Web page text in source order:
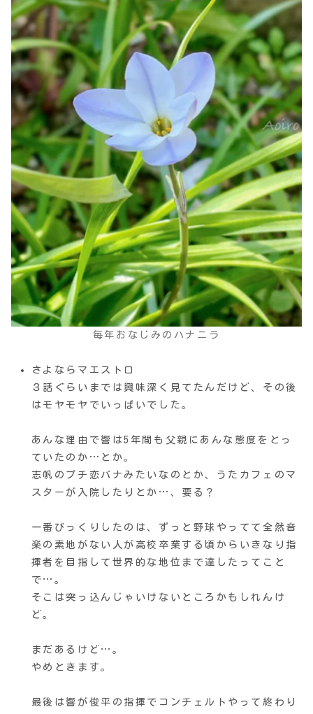
毎年おなじみのハナニラ
さよならマエストロ
３話ぐらいまでは興味深く見てたんだけど、その後
はモヤモヤでいっぱいでした。
あんな理由で響は5年間も父親にあんな態度をとっ
ていたのか…とか。
志帆のプチ恋バナみたいなのとか、うたカフェのマ
スターが入院したりとか…、要る？
一番びっくりしたのは、ずっと野球やってて全然音
楽の素地がない人が高校卒業する頃からいきなり指
揮者を目指して世界的な地位まで達したってこと
で…。
そこは突っ込んじゃいけないところかもしれんけ
ど。
まだあるけど…。
やめときます。
最後は響が俊平の指揮でコンチェルトやって終わり